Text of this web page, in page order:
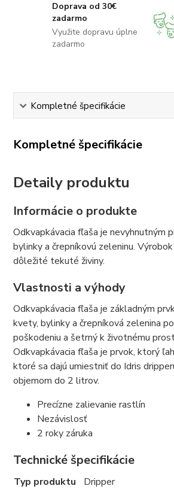
Doprava od 30€
zadarmo
Využite dopravu úplne
zadarmo
Kompletné špecifikácie
Kompletné špecifikácie
Detaily produktu
Informácie o produkte
Odkvapkávacia fľaša je nevyhnutným
bylinky a črepníkovú zeleninu.
dôležité tekuté živiny.
Vlastnosti a výhody
Odkvapkávacia fľaša je základným
kvety, bylinky a črepníková zelenina
poškodeniu a šetrný k životnému
Odkvapkávacia fľaša je prvok, ktorý
ktoré sa dajú umiestniť do Idris
objemom do 2 litrov.
Precízne zalievanie rastlín
Nezávislosť
2 roky záruka
Technické špecifikácie
Typ produktu
Dripper